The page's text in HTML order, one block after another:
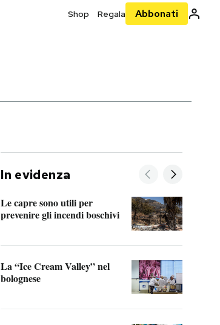
Shop Regala Abbonati
In evidenza
Le capre sono utili per
prevenire gli incendi boschivi
La “Ice Cream Valley” nel
bolognese